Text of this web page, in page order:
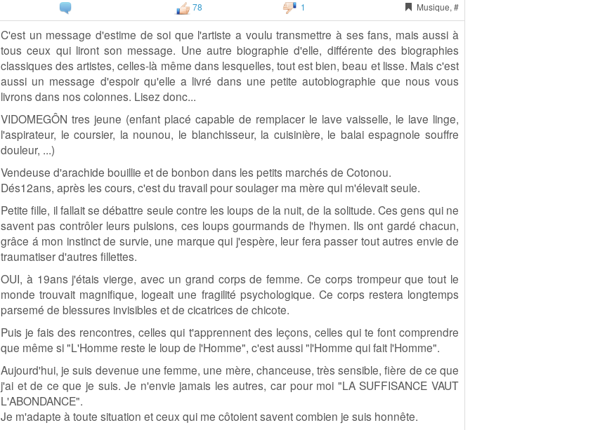
78 1 Musique, #
C'est un message d'estime de soi que l'artiste a voulu transmettre à ses fans, mais aussi à
tous ceux qui liront son message. Une autre biographie d'elle, différente des biographies
classiques des artistes, celles-là même dans lesquelles, tout est bien, beau et lisse. Mais c'est
aussi un message d'espoir qu'elle a livré dans une petite autobiographie que nous vous
livrons dans nos colonnes. Lisez donc...
VIDOMEGÔN tres jeune (enfant placé capable de remplacer le lave vaisselle, le lave linge,
l'aspirateur, le coursier, la nounou, le blanchisseur, la cuisinière, le balai espagnole souffre
douleur, ...)
Vendeuse d'arachide bouillie et de bonbon dans les petits marchés de Cotonou.
Dés12ans, après les cours, c'est du travail pour soulager ma mère qui m'élevait seule.
Petite fille, il fallait se débattre seule contre les loups de la nuit, de la solitude. Ces gens qui ne
savent pas contrôler leurs pulsions, ces loups gourmands de l'hymen. Ils ont gardé chacun,
grâce á mon instinct de survie, une marque qui j'espère, leur fera passer tout autres envie de
traumatiser d'autres fillettes.
OUI, à 19ans j'étais vierge, avec un grand corps de femme. Ce corps trompeur que tout le
monde trouvait magnifique, logeait une fragilité psychologique. Ce corps restera longtemps
parsemé de blessures invisibles et de cicatrices de chicote.
Puis je fais des rencontres, celles qui t'apprennent des leçons, celles qui te font comprendre
que même si "L'Homme reste le loup de l'Homme", c'est aussi "l'Homme qui fait l'Homme".
Aujourd'hui, je suis devenue une femme, une mère, chanceuse, très sensible, fière de ce que
j'ai et de ce que je suis. Je n'envie jamais les autres, car pour moi "LA SUFFISANCE VAUT
L'ABONDANCE".
Je m'adapte à toute situation et ceux qui me côtoient savent combien je suis honnête.